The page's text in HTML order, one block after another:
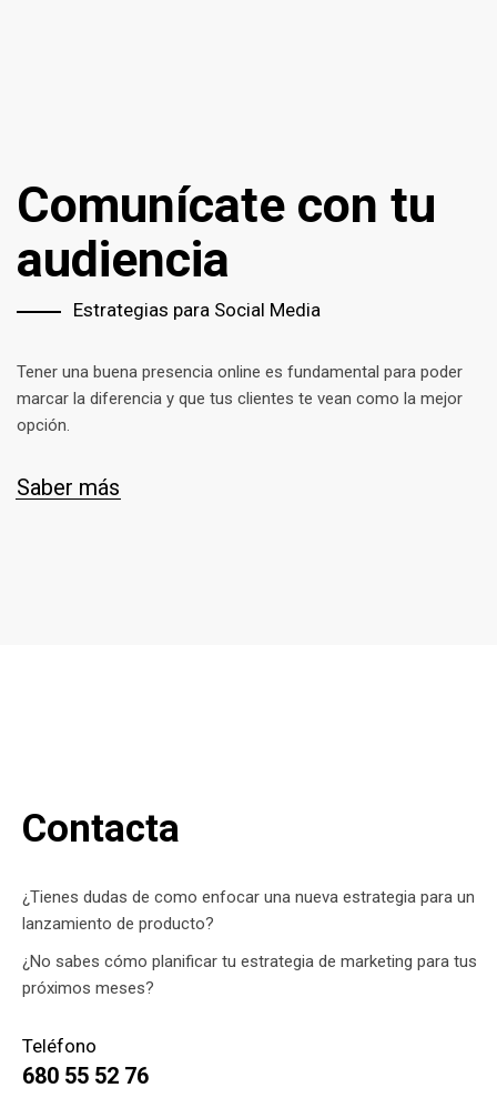
Comunícate con tu
audiencia
Estrategias para Social Media
Tener una buena presencia online es fundamental para poder
marcar la diferencia y que tus clientes te vean como la mejor
opción.
Saber más
Contacta
¿Tienes dudas de como enfocar una nueva estrategia para un
lanzamiento de producto?
¿No sabes cómo planificar tu estrategia de marketing para tus
próximos meses?
Teléfono
680 55 52 76